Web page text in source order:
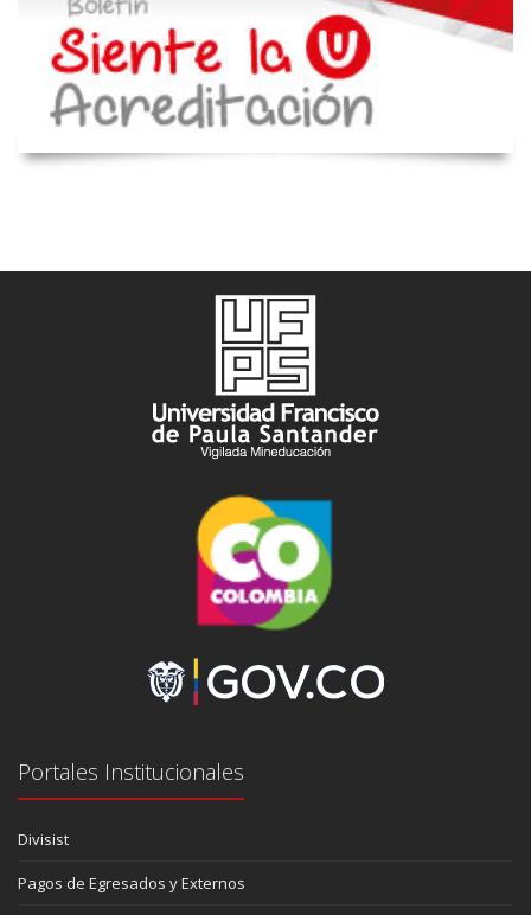
Portales Institucionales
Divisist
Pagos de Egresados y Externos